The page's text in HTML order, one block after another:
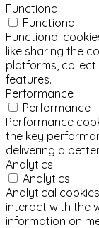
Functional
Functional
Functional
like sharing the
platforms,
features.
Performance
Performance
Performance
the key
delivering a
Analytics
Analytics
Analytical
interact with the
information on